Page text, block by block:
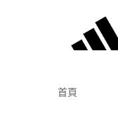
首頁